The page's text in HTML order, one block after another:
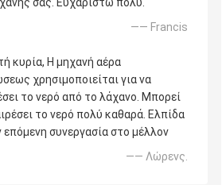
σας. Ευχαριστώ πολύ.
—— Francis
κυρία, Η μηχανή αέρα
χρησιμοποιείται για να
το νερό από το λάχανο. Μπορεί
το νερό πολύ καθαρά. Ελπίδα
επόμενη συνεργασία στο μέλλον
—— Λώρενς.